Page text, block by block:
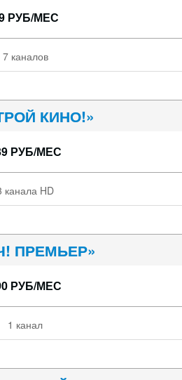
РУБ/МЕС
7 каналов
КИНО!»
РУБ/МЕС
канала HD
ПРЕМЬЕР»
РУБ/МЕС
1 канал